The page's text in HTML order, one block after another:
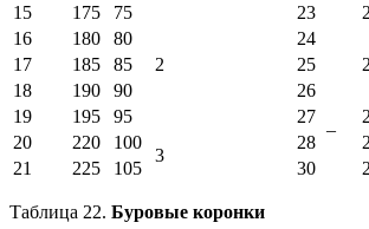
15
175 75
2
23
16 180 80
24
17 185 85
25
18
190 90
26
–
19 195 95 27
20
220 100
3
28
21 225 105 30
Таблица 22. Буровые коронки